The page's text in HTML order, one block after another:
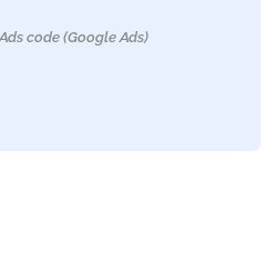
code (Google Ads)